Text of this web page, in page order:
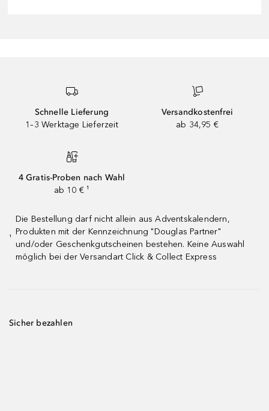
Schnelle Lieferung
1–3 Werktage Lieferzeit
Versandkostenfrei
ab 34,95 €
4 Gratis-Proben nach Wahl
ab 10 € ¹
¹
Die Bestellung darf nicht allein aus Adventskalendern,
Produkten mit der Kennzeichnung "Douglas Partner"
und/oder Geschenkgutscheinen bestehen. Keine Auswahl
möglich bei der Versandart Click & Collect Express
Sicher bezahlen